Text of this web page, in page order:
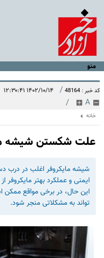
منو
کد خبر : 48164 / ۱۴۰۲/۱۰/۱۴ ۱۲:۳۰:۴۱
A
/
خانه
علت شکستن شیشه
شیشه مایکروفر اغلب در درب
ایمنی و عملکرد بهتر
این حال، در برخی مواقع
‌تواند به مشکلاتی منجر شود.